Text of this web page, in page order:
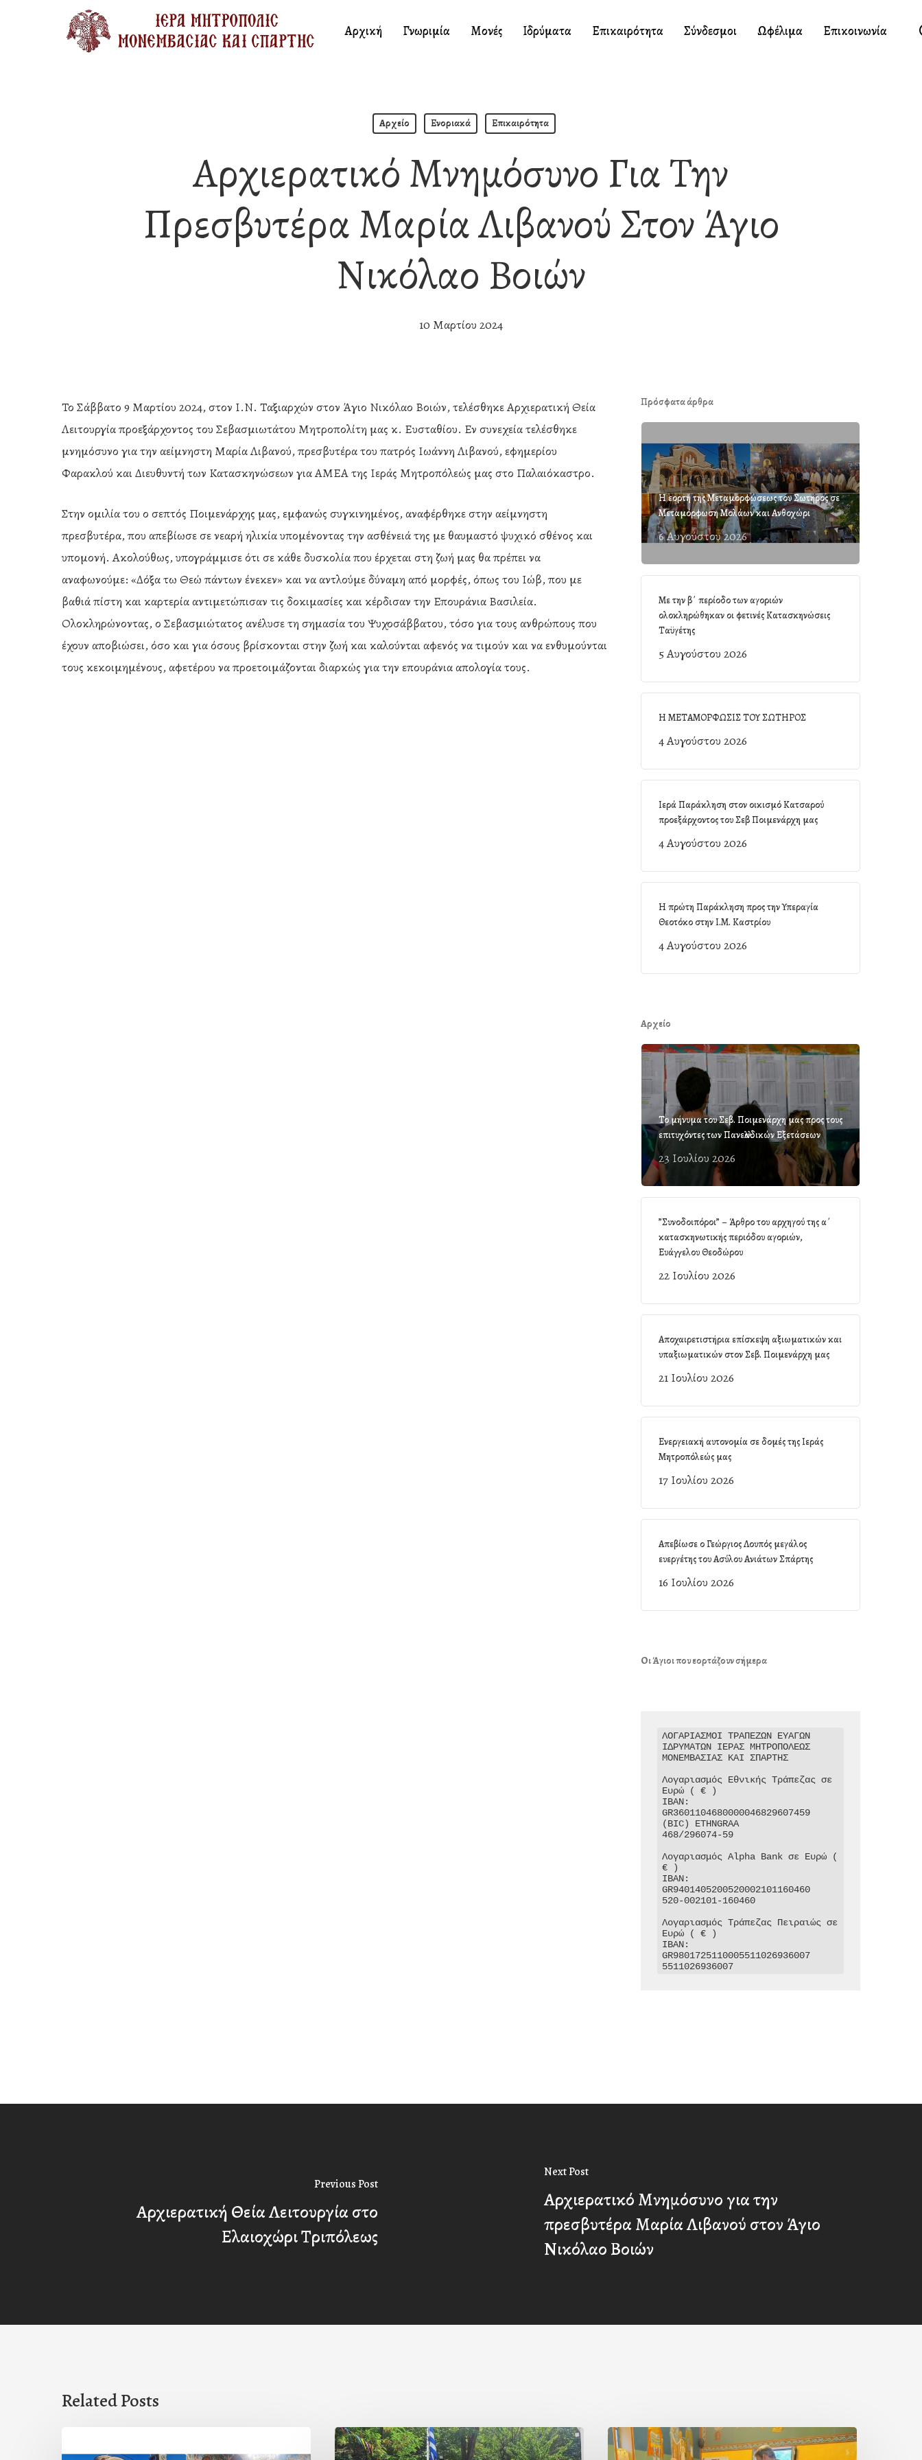
Hit enter to search or ESC to close
Αρχική Γνωριμία Μονές Ιδρύματα Επικαιρότητα Σύνδεσμοι Ωφέλιμα Επικοινωνία
Αρχείο Ενοριακά Επικαιρότητα
Αρχιερατικό Μνημόσυνο Για Την
Πρεσβυτέρα Μαρία Λιβανού Στον Άγιο
Νικόλαο Βοιών
10 Μαρτίου 2024
Το Σάββατο 9 Μαρτίου 2024, στον Ι.Ν. Ταξιαρχών στον Άγιο Νικόλαο Βοιών, τελέσθηκε Αρχιερατική Θεία
Λειτουργία προεξάρχοντος του Σεβασμιωτάτου Μητροπολίτη μας κ. Ευσταθίου. Εν συνεχεία τελέσθηκε
μνημόσυνο για την αείμνηστη Μαρία Λιβανού, πρεσβυτέρα του πατρός Ιωάννη Λιβανού, εφημερίου
Φαρακλού και Διευθυντή των Κατασκηνώσεων για ΑΜΕΑ της Ιεράς Μητροπόλεώς μας στο Παλαιόκαστρο.
Στην ομιλία του ο σεπτός Ποιμενάρχης μας, εμφανώς συγκινημένος, αναφέρθηκε στην αείμνηστη
πρεσβυτέρα, που απεβίωσε σε νεαρή ηλικία υπομένοντας την ασθένειά της με θαυμαστό ψυχικό σθένος και
υπομονή. Ακολούθως, υπογράμμισε ότι σε κάθε δυσκολία που έρχεται στη ζωή μας θα πρέπει να
αναφωνούμε: «Δόξα τω Θεώ πάντων ένεκεν» και να αντλούμε δύναμη από μορφές, όπως του Ιώβ, που με
βαθιά πίστη και καρτερία αντιμετώπισαν τις δοκιμασίες και κέρδισαν την Επουράνια Βασιλεία.
Ολοκληρώνοντας, ο Σεβασμιώτατος ανέλυσε τη σημασία του Ψυχοσάββατου, τόσο για τους ανθρώπους που
έχουν αποβιώσει, όσο και για όσους βρίσκονται στην ζωή και καλούνται αφενός να τιμούν και να ενθυμούνται
τους κεκοιμημένους, αφετέρου να προετοιμάζονται διαρκώς για την επουράνια απολογία τους.
Πρόσφατα άρθρα
Η εορτή της Μεταμορφώσεως του Σωτήρος σε
Μεταμόρφωση Μολάων και Ανθοχώρι
6 Αυγούστου 2026
Με την β΄ περίοδο των αγοριών
ολοκληρώθηκαν οι φετινές Κατασκηνώσεις
Ταϋγέτης
5 Αυγούστου 2026
Η ΜΕΤΑΜΟΡΦΩΣΙΣ ΤΟΥ ΣΩΤΗΡΟΣ
4 Αυγούστου 2026
Ιερά Παράκληση στον οικισμό Κατσαρού
προεξάρχοντος του Σεβ Ποιμενάρχη μας
4 Αυγούστου 2026
Η πρώτη Παράκληση προς την Υπεραγία
Θεοτόκο στην Ι.Μ. Καστρίου
4 Αυγούστου 2026
Αρχείο
Το μήνυμα του Σεβ. Ποιμενάρχη μας προς τους
επιτυχόντες των Πανελλαδικών Εξετάσεων
23 Ιουλίου 2026
”Συνοδοιπόροι” – Άρθρο του αρχηγού της α΄
κατασκηνωτικής περιόδου αγοριών,
Ευάγγελου Θεοδώρου
22 Ιουλίου 2026
Αποχαιρετιστήρια επίσκεψη αξιωματικών και
υπαξιωματικών στον Σεβ. Ποιμενάρχη μας
21 Ιουλίου 2026
Ενεργειακή αυτονομία σε δομές της Ιεράς
Μητροπόλεώς μας
17 Ιουλίου 2026
Απεβίωσε ο Γεώργιος Λουπός μεγάλος
ευεργέτης του Ασύλου Ανιάτων Σπάρτης
16 Ιουλίου 2026
Οι Άγιοι που εορτάζουν σήμερα
ΛΟΓΑΡΙΑΣΜΟΙ ΤΡΑΠΕΖΩΝ ΕΥΑΓΩΝ
ΙΔΡΥΜΑΤΩΝ ΙΕΡΑΣ ΜΗΤΡΟΠΟΛΕΩΣ
ΜΟΝΕΜΒΑΣΙΑΣ ΚΑΙ ΣΠΑΡΤΗΣ
Λογαριασμός Εθνικής Τράπεζας σε
Ευρώ ( € )
IBAN:
GR3601104680000046829607459
(BIC) ETHNGRAA
468/296074-59
Λογαριασμός Alpha Bank σε Ευρώ (
€ )
IBAN:
GR9401405200520002101160460
520-002101-160460
Λογαριασμός Τράπεζας Πειραιώς σε
Ευρώ ( € )
IBAN:
GR9801725110005511026936007
5511026936007
Previous Post
Αρχιερατική Θεία Λειτουργία στο
Ελαιοχώρι Τριπόλεως
Next Post
Αρχιερατικό Μνημόσυνο για την
πρεσβυτέρα Μαρία Λιβανού στον Άγιο
Νικόλαο Βοιών
Related Posts
Με
Ιερά